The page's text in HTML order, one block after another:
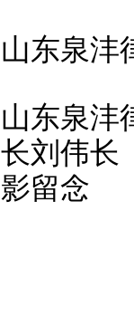
山东泉沣
山东泉沣
长刘伟长
影留念